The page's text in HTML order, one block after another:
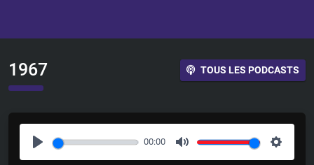
1967 TOUS LES PODCASTS
P
00:00
M
S